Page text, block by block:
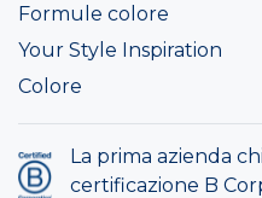
Formule colore
Your Style Inspiration
Colore
La prima azienda
certificazione B